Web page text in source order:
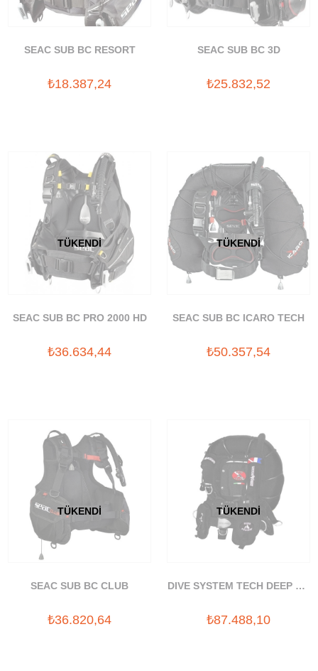
SEAC SUB BC RESORT
₺18.387,24
SEAC SUB BC 3D
₺25.832,52
TÜKENDI
SEAC SUB BC PRO 2000 HD
₺36.634,44
TÜKENDI
SEAC SUB BC ICARO TECH
₺50.357,54
TÜKENDI
SEAC SUB BC CLUB
₺36.820,64
TÜKENDI
DIVE SYSTEM TECH DEEP BC
₺87.488,10